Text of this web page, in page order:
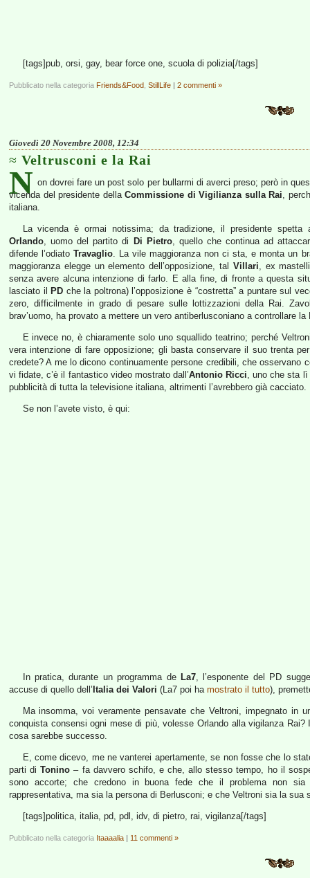
[tags]pub, orsi, gay, bear force one, scuola di polizia[/tags]
Pubblicato nella categoria Friends&Food StillLife | 2 commenti »
Giovedì 20 Novembre 2008, 12:34
Veltrusconi e la Rai
N on dovrei fare un post solo per bullarmi di averci preso; però in
vicenda del presidente della Commissione di Vigilianza sulla Rai,
italiana.
La vicenda è ormai notissima; da tradizione, il presidente spetta
Orlando, uomo del partito di Di Pietro, quello che continua ad
difende l’odiatoTravaglio. La vile maggioranza non ci sta, e monta un
maggioranza elegge un elemento dell’opposizione, tal Villari, ex
senza avere alcuna intenzione di farlo. E alla fine, di fronte a questa
lasciato il
PD che la poltrona) l’opposizione è “costretta” a puntare sul
zero, difficilmente in grado di pesare sulle lottizzazioni della Rai.
brav’uomo, ha provato a mettere un vero antiberlusconiano a controllare
E invece no, è chiaramente solo uno squallido teatrino; perché
vera intenzione di fare opposizione; gli basta conservare il suo trenta
credete? A me lo dicono continuamente persone credibili, che
vi fidate, c’è il fantastico video mostrato dall’Antonio Ricci, uno che sta lì
pubblicità di tutta la televisione italiana, altrimenti l’avrebbero già cacciato.
Se non l’avete visto, è qui:
In pratica, durante un programma de La7, l’esponente del PD
accuse di quello dell’ Italia dei Valori (La7 poi ha mostrato il tutto),
Ma insomma, voi veramente pensavate che Veltroni, impegnato
conquista consensi ogni mese di più, volesse Orlando alla vigilanza
cosa sarebbe successo.
E, come dicevo, me ne vanterei apertamente, se non fosse che lo
parti diTonino – fa davvero schifo, e che, allo stesso tempo, ho il
sono accorte; che credono in buona fede che il problema non sia
rappresentativa, ma sia la persona di Berlusconi; e che Veltroni sia la sua
[tags]politica, italia, pd, pdl, idv, di pietro, rai, vigilanza[/tags]
Pubblicato nella categoria Itaaaalia | 11 commenti »